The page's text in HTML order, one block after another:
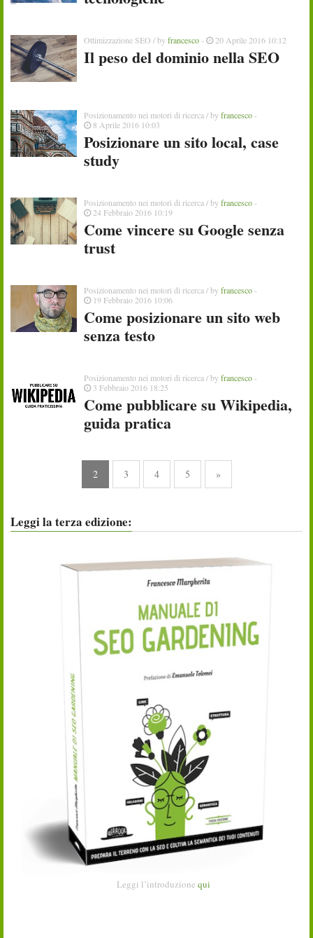
Ottimizzazione SEO / by francesco- 20 Aprile 2016 10:12
Il peso del dominio nella SEO
Posizionamento nei motori di ricerca/ by francesco-
8 Aprile 2016 10:03
Posizionare un sito local, case
study
Posizionamento nei motori di ricerca/ by francesco-
24 Febbraio 2016 10:19
Come vincere su Google senza
trust
Posizionamento nei motori di ricerca/ by francesco-
19 Febbraio 2016 10:06
Come posizionare un sito web
senza testo
Posizionamento nei motori di ricerca/ by francesco-
3 Febbraio 2016 18:25
Come pubblicare su Wikipedia,
guida pratica
2 3 4 5 »
Leggi la terza edizione:
Leggi l’introduzione qui